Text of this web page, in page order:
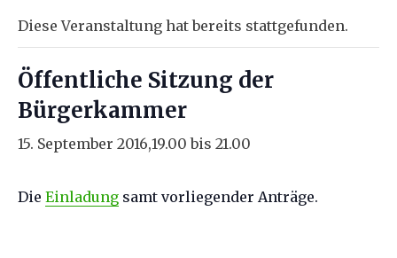
Diese Veranstaltung hat bereits stattgefunden.
Öffentliche Sitzung der
Bürgerkammer
15. September 2016,19.00 bis 21.00
Die Einladung samt vorliegender Anträge.